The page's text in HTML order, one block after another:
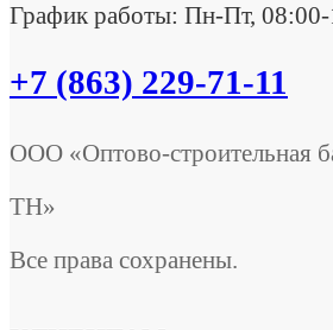
График работы: Пн-Пт,
+7 (863) 229-71-11
ООО «Оптово-строительная
ТН»
Все права сохранены.